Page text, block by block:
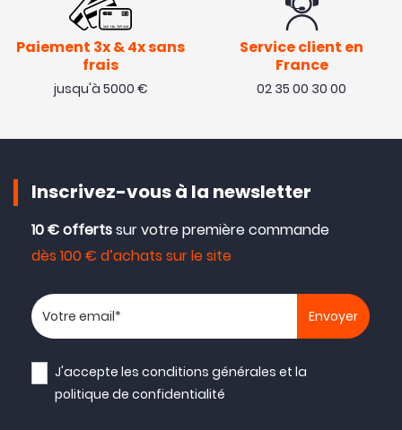
Paiement 3x & 4x sans
frais
jusqu'à 5000 €
Service client en
France
02 35 00 30 00
Inscrivez-vous à la newsletter
10 € offertssur votre première commande
dès 100 € d’achats sur le site
Votre adresse email
J'accepte lesconditions générales et la
politique de confidentialité